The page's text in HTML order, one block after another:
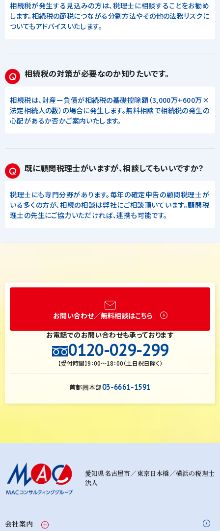
相続税が発生する見込みの方は、税理士に相談することをお勧め
します。相続税の節税につながる分割方法やその他の法務リスクに
ついてもアドバイスいたします。
相続税の対策が必要なのか知りたいです。
相続税は、財産ー負債が相続税の基礎控除額（3,000万+600万×
法定相続人の数）の場合に発生します。無料相談で相続税の発生の
心配があるか否かご案内いたします。
既に顧問税理士がいますが、相談してもいいですか？
税理士にも専門分野があります。毎年の確定申告の顧問税理士が
いる多くの方が、相続の相談は弊社にご相談頂いています。顧問税
理士の先生にご協力いただければ、連携も可能です。
お問い合わせ／無料相談はこちら
お電話でのお問い合わせも承っております
0120-029-299
【受付時間】9：00～18：00（土日祝日除く）
首都圏本部03-6661-1591
愛知県名古屋市／東京日本橋／横浜の税理士
法人
会社案内